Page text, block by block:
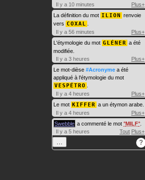
Il y a 10 minutes
Plus+
La définition du mot ILION renvoie
vers COXAL
Il y a 56 minutes
Plus+
L'étymologie du mot GLÉNER a été
modifiée.
Il y a 3 heures
Plus+
Le mot-dièse #Acronyme a été
appliqué à l'étymologie du mot
VESPÉTRO
Il y a 4 heures
Plus+
Le mot KIFFER a un étymon arabe.
Il y a 4 heures
Plus+
Swebble a commenté le mot MILF
Il y a 5 heures
Tout Plus+
… ?